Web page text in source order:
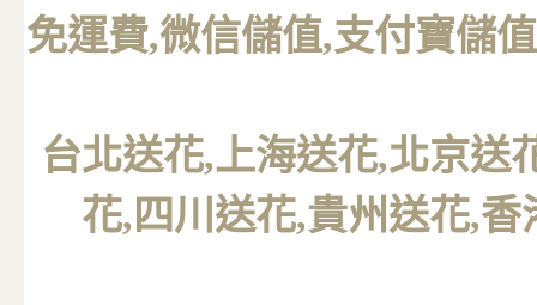
免運費,微信儲值,支付寶儲
台北送花,上海送花,北京送
花,四川送花,貴州送花,